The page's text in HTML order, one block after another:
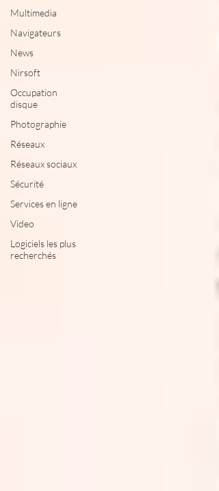
Multimedia
Navigateurs
News
Nirsoft
Occupation
disque
Photographie
Réseaux
Réseaux sociaux
Sécurité
Services en ligne
Video
Logiciels les plus
recherchés